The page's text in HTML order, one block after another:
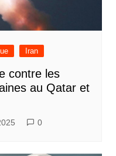
Iran
contre les
au Qatar et
0